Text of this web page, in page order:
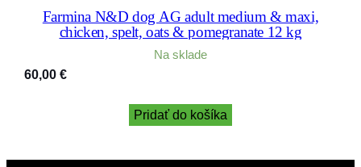
Farmina N&D dog AG adult medium & maxi,
chicken, spelt, oats & pomegranate 12 kg
Na sklade
60,00 €
Pridať do košíka